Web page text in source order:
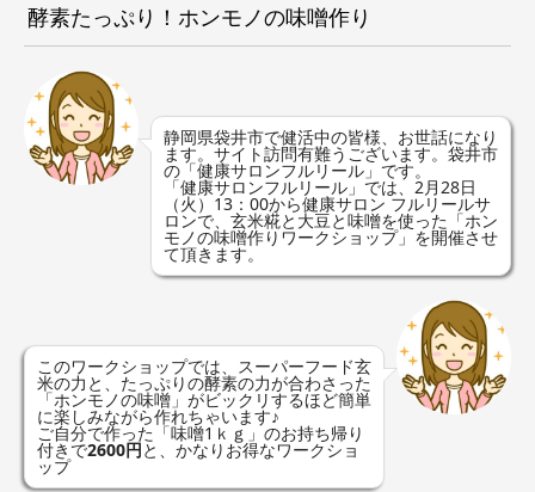
酵素たっぷり！ホンモノの味噌作り
静岡県袋井市で健活中の皆様、お世話になり
ます。サイト訪問有難うございます。袋井市
の「健康サロンフルリール」です。
「健康サロンフルリール」では、2月28日
（火）13：00から健康サロン フルリールサ
ロンで、玄米糀と大豆と味噌を使った「ホン
モノの味噌作りワークショップ」を開催させ
て頂きます。
このワークショップでは、スーパーフード玄
米の力と、たっぷりの酵素の力が合わさった
「ホンモノの味噌」がビックリするほど簡単
に楽しみながら作れちゃいます♪
ご自分で作った「味噌1ｋｇ」のお持ち帰り
付きで2600円と、かなりお得なワークショ
ップ